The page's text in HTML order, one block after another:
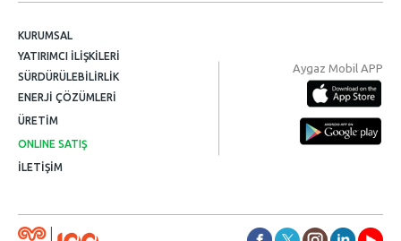
KURUMSAL
YATIRIMCI İLİŞKİLERİ
SÜRDÜRÜLEBİLİRLİK
ENERJİ ÇÖZÜMLERİ
ÜRETİM
ONLINE SATIŞ
İLETİŞİM
Aygaz Mobil APP